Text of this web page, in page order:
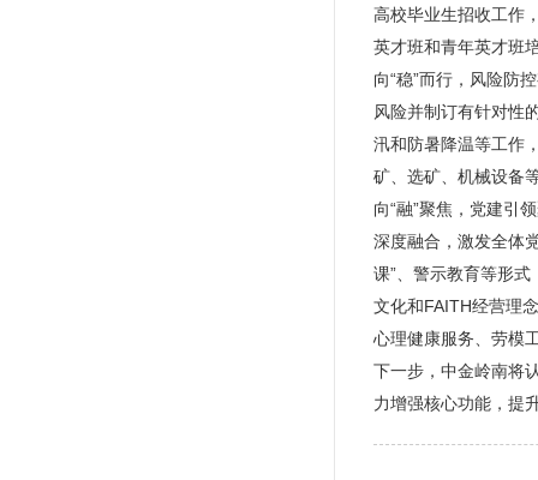
高校毕业生招收工作
英才班和青年英才班
向“稳”而行，风险防
风险并制订有针对性
汛和防暑降温等工作
矿、选矿、机械设备
向“融”聚焦，党建引
深度融合，激发全体
课”、警示教育等形
文化和FAITH经营理
心理健康服务、劳模
下一步，中金岭南将
力增强核心功能，提